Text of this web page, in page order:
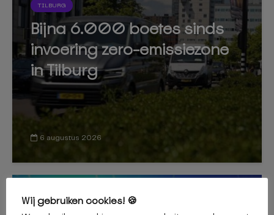
TILBURG
Bijna 6.000 boetes sinds
invoering zero-emissiezone
in Tilburg
6 augustus 2026
NIEUWS
Wij gebruiken cookies! 🍪